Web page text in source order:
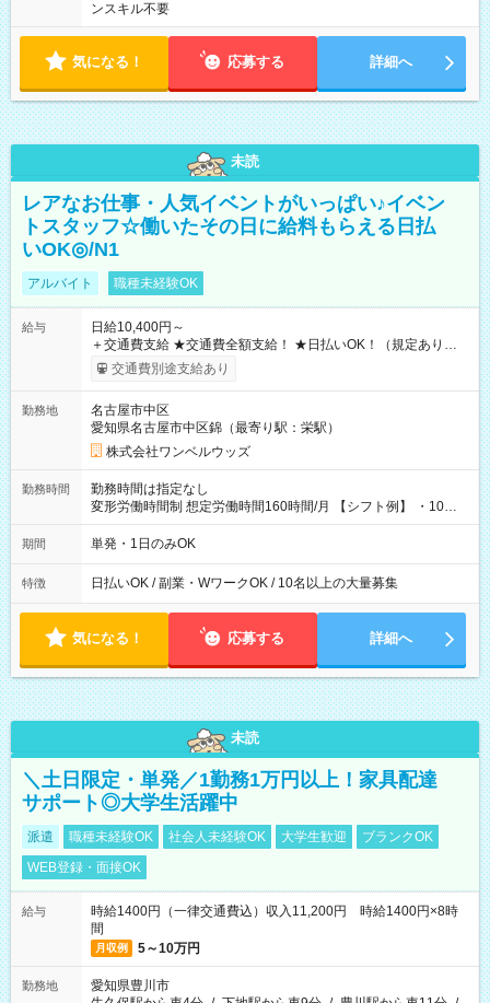
ンスキル不要
気になる！ 応募する 詳細へ
未読
レアなお仕事・人気イベントがいっぱい♪イベン
トスタッフ☆働いたその日に給料もらえる日払
いOK◎/N1
アルバイト 職種未経験OK
給与
日給10,400円～
＋交通費支給 ★交通費全額支給！ ★日払いOK！（規定あり） ┗
働いたその日に現金GET♪ お仕事後はコンビニATMから 日払
交通費別途支給あり
勤務地
名古屋市中区
愛知県名古屋市中区錦（最寄り駅：栄駅）
株式会社ワンベルウッズ
勤務時間
勤務時間は指定なし
変形労働時間制 想定労働時間160時間/月 【シフト例】 ・10：
00～20：00
期間 単発・1日のみOK
特徴 日払いOK / 副業・WワークOK / 10名以上の大量募集
気になる！ 応募する 詳細へ
未読
＼土日限定・単発／1勤務1万円以上！家具配達
サポート◎大学生活躍中
派遣 職種未経験OK 社会人未経験OK 大学生歓迎
ブランクOK
WEB登録・面接OK
給与
時給1400円（一律交通費込）収入11,200円 時給1400円×8時
間
月収例 5～10万円
勤務地
愛知県豊川市